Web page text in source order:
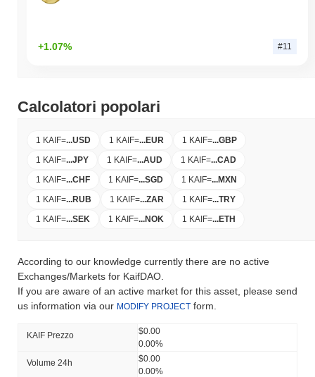
+1.07% #11
Calcolatori popolari
1 KAIF=...USD 1 KAIF=...EUR 1 KAIF=...GBP
1 KAIF=...JPY 1 KAIF=...AUD 1 KAIF=...CAD
1 KAIF=...CHF 1 KAIF=...SGD 1 KAIF=...MXN
1 KAIF=...RUB 1 KAIF=...ZAR 1 KAIF=...TRY
1 KAIF=...SEK 1 KAIF=...NOK 1 KAIF=...ETH
According to our knowledge currently there are no active
Exchanges/Markets for KaifDAO.
If you are aware of an active market for this asset, please send
us information via our MODIFY PROJECT form.
KAIF Prezzo
$0.00
0.00%
Volume 24h
$0.00
0.00%